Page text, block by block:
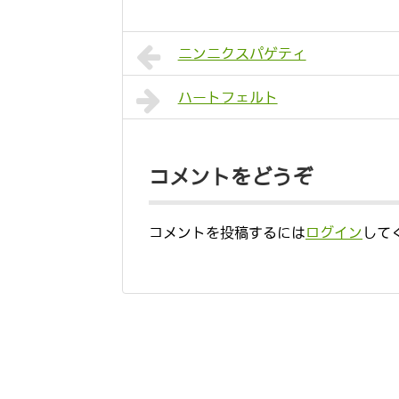
ニンニクスパゲティ
ハートフェルト
コメントをどうぞ
コメントを投稿するにはログイン して